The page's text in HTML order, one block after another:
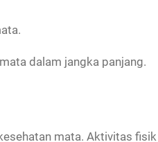
dalam jangka panjang.
mata. Aktivitas